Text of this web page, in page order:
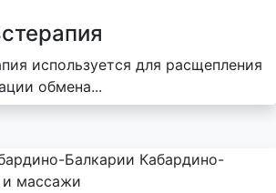
используется для расщепления
обмена...